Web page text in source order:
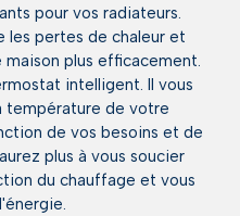
pour vos radiateurs.
les pertes de chaleur et
plus efficacement.
intelligent. Il vous
température de votre
de vos besoins et de
plus à vous soucier
du chauffage et vous